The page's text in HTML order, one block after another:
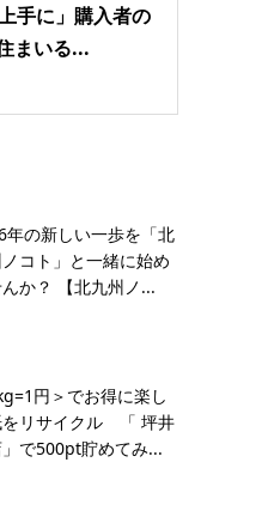
手に」購入者の
まいる...
年の新しい一歩を「北
コト」と一緒に始め
んか？ 【北九州ノ...
円＞でお得に楽し
をリサイクル 「 坪井
で500pt貯めてみ...